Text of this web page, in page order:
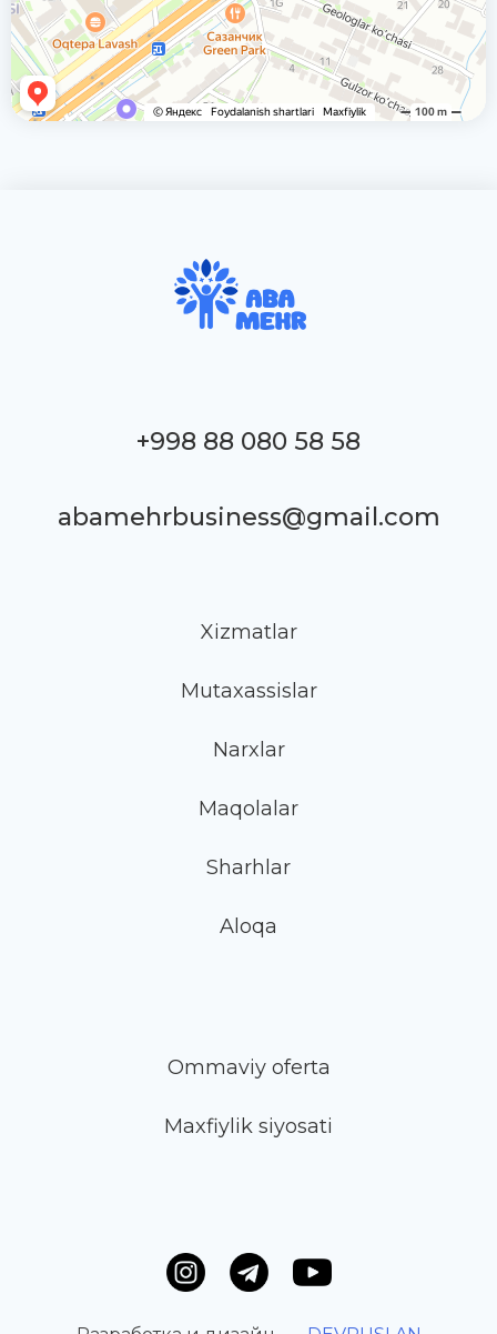
+998 88 080 58 58
abamehrbusiness@gmail.com
Xizmatlar
Mutaxassislar
Narxlar
Maqolalar
Sharhlar
Aloqa
Ommaviy oferta
Maxfiylik siyosati